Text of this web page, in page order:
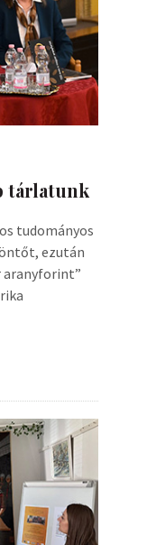
tárlatunk
tudományos
ezután
aranyforint”